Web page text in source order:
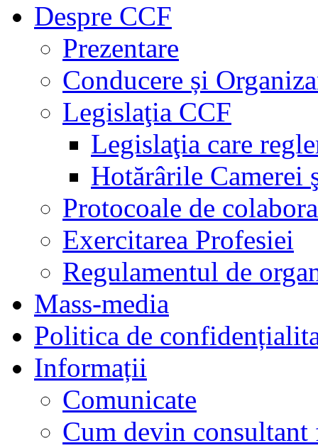
Despre CCF
Prezentare
Conducere și
Legislaţia CCF
Legislaţia care
Hotărârile
Protocoale de
Exercitarea Profesiei
Regulamentul de
Mass-media
Politica de
Informații
Comunicate
Cum devin consultant